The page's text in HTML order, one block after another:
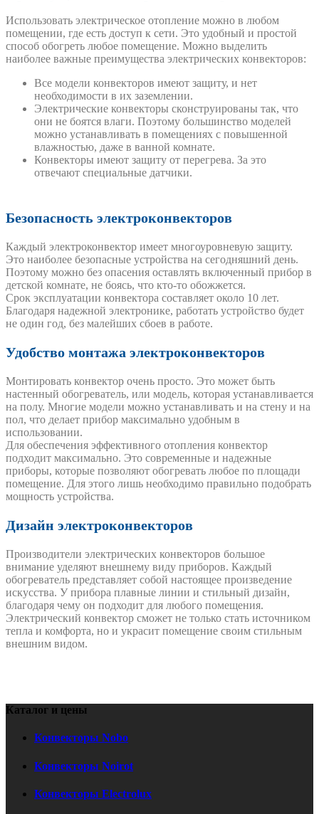
Использовать электрическое отопление можно в любом
помещении, где есть доступ к сети. Это удобный и простой
способ обогреть любое помещение. Можно выделить
наиболее важные преимущества электрических конвекторов:
Все модели конвекторов имеют защиту, и нет
необходимости в их заземлении.
Электрические конвекторы сконструированы так, что
они не боятся влаги. Поэтому большинство моделей
можно устанавливать в помещениях с повышенной
влажностью, даже в ванной комнате.
Конвекторы имеют защиту от перегрева. За это
отвечают специальные датчики.
Безопасность электроконвекторов
Каждый электроконвектор имеет многоуровневую защиту.
Это наиболее безопасные устройства на сегодняшний день.
Поэтому можно без опасения оставлять включенный прибор в
детской комнате, не боясь, что кто-то обожжется.
Срок эксплуатации конвектора составляет около 10 лет.
Благодаря надежной электронике, работать устройство будет
не один год, без малейших сбоев в работе.
Удобство монтажа электроконвекторов
Монтировать конвектор очень просто. Это может быть
настенный обогреватель, или модель, которая устанавливается
на полу. Многие модели можно устанавливать и на стену и на
пол, что делает прибор максимально удобным в
использовании.
Для обеспечения эффективного отопления конвектор
подходит максимально. Это современные и надежные
приборы, которые позволяют обогревать любое по площади
помещение. Для этого лишь необходимо правильно подобрать
мощность устройства.
Дизайн электроконвекторов
Производители электрических конвекторов большое
внимание уделяют внешнему виду приборов. Каждый
обогреватель представляет собой настоящее произведение
искусства. У прибора плавные линии и стильный дизайн,
благодаря чему он подходит для любого помещения.
Электрический конвектор сможет не только стать источником
тепла и комфорта, но и украсит помещение своим стильным
внешним видом.
Каталог и цены
Конвекторы Nobo
Конвекторы Noirot
Конвекторы Electrolux